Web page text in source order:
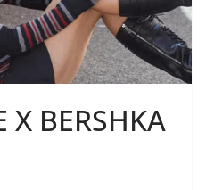
X BERSHKA